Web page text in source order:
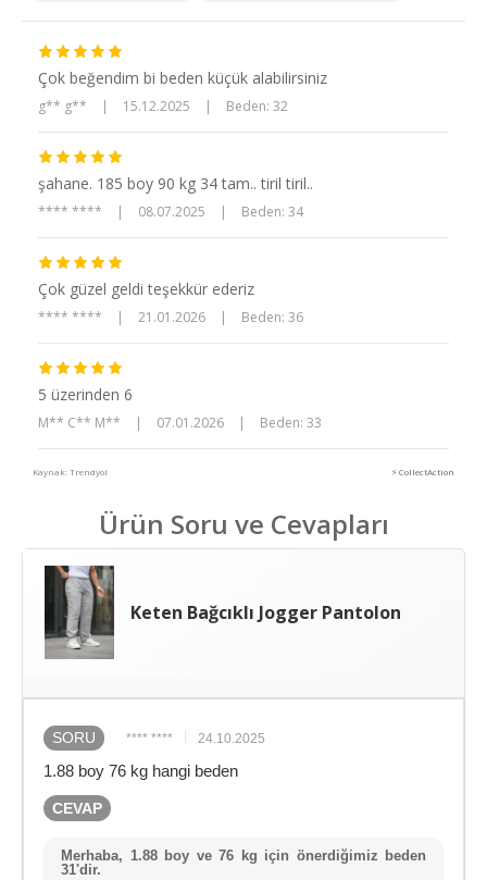
Çok beğendim bi beden küçük alabilirsiniz
g** g** | 15.12.2025 | Beden: 32
şahane. 185 boy 90 kg 34 tam.. tiril tiril..
**** **** | 08.07.2025 | Beden: 34
Çok güzel geldi teşekkür ederiz
**** **** | 21.01.2026 | Beden: 36
5 üzerinden 6
M** C** M** | 07.01.2026 | Beden: 33
Kaynak: Trendyol ⚡ CollectAction
Ürün Soru ve Cevapları
Keten Bağcıklı Jogger Pantolon
SORU **** **** 24.10.2025
1.88 boy 76 kg hangi beden
CEVAP
Merhaba, 1.88 boy ve 76 kg için önerdiğimiz beden
31'dir.